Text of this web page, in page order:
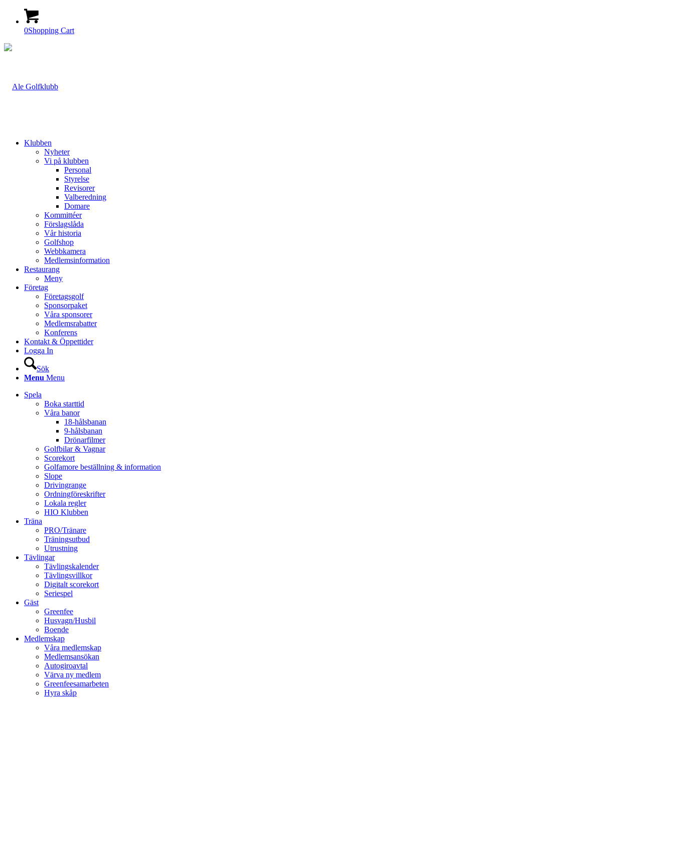
0Shopping Cart
Klubben
Nyheter
Vi på klubben
Personal
Styrelse
Revisorer
Valberedning
Domare
Kommittéer
Förslagslåda
Vår historia
Golfshop
Webbkamera
Medlemsinformation
Restaurang
Meny
Företag
Företagsgolf
Sponsorpaket
Våra sponsorer
Medlemsrabatter
Konferens
Kontakt & Öppettider
Logga In
Sök
Menu Menu
Spela
Boka starttid
Våra banor
18-hålsbanan
9-hålsbanan
Drönarfilmer
Golfbilar & Vagnar
Scorekort
Golfamore beställning & information
Slope
Drivingrange
Ordningföreskrifter
Lokala regler
HIO Klubben
Träna
PRO/Tränare
Träningsutbud
Utrustning
Tävlingar
Tävlingskalender
Tävlingsvillkor
Digitalt scorekort
Seriespel
Gäst
Greenfee
Husvagn/Husbil
Boende
Medlemskap
Våra medlemskap
Medlemsansökan
Autogiroavtal
Värva ny medlem
Greenfeesamarbeten
Hyra skåp